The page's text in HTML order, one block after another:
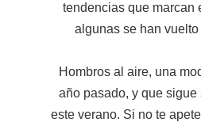
tendencias que marcan
algunas se han
Hombros al aire, una
año pasado, y que
este verano. Si no te